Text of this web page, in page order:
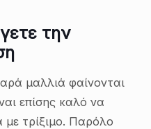
την
μαλλιά φαίνονται
επίσης καλό να
τρίξιμο. Παρόλο